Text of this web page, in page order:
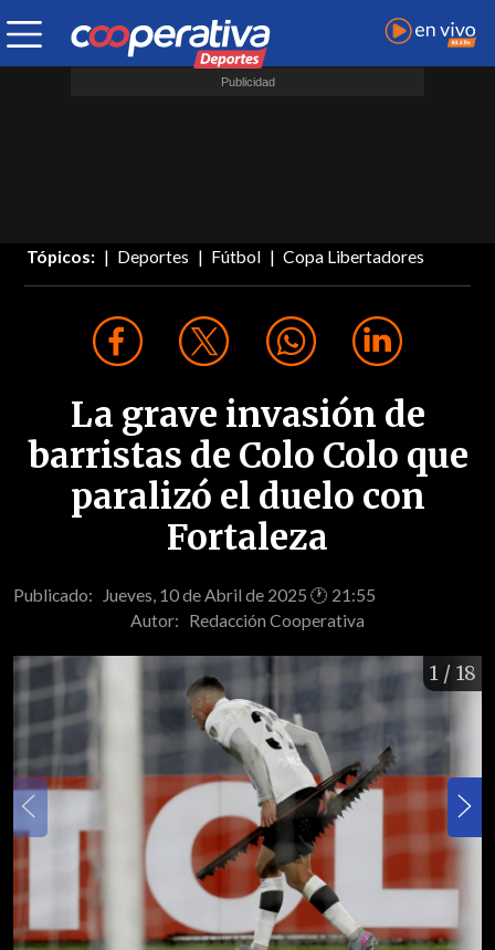
Tópicos: Deportes Fútbol Copa Libertadores
La grave invasión de
barristas de Colo Colo que
paralizó el duelo con
Fortaleza
Publicado: Jueves, 10 de Abril de 2025 🕐 21:55
Autor: Redacción Cooperativa
1 / 18